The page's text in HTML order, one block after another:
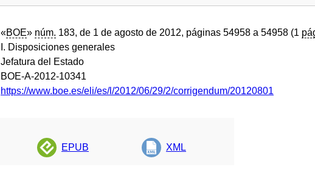
«BOE» núm. 183, de 1 de agosto de 2012, páginas 54958 a 54958 (1
I. Disposiciones generales
Jefatura del Estado
BOE-A-2012-10341
https://www.boe.es/eli/es/l/2012/06/29/2/corrigendum/20120801
EPUB XML